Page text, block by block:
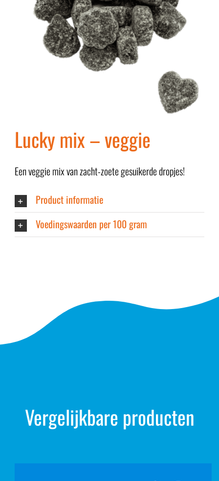
Lucky mix – veggie
Een veggie mix van zacht-zoete gesuikerde dropjes!
Product informatie
Voedingswaarden per 100 gram
Vergelijkbare producten